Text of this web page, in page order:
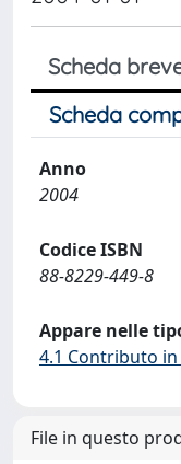
Scheda
Scheda
Anno
2004
Codice ISBN
88-8229-449-8
Appare nelle
4.1 Contributo
File in questo